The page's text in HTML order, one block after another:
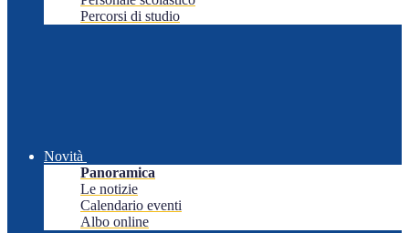
Percorsi di studio
Novità
Panoramica
Le notizie
Calendario eventi
Albo online